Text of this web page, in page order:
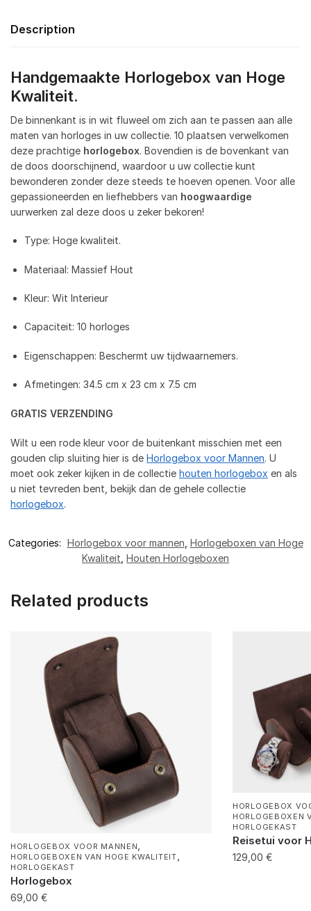
Description
Handgemaakte Horlogebox van Hoge
Kwaliteit.
De binnenkant is in wit fluweel om zich aan te passen aan alle
maten van horloges in uw collectie. 10 plaatsen verwelkomen
deze prachtige horlogebox. Bovendien is de bovenkant van
de doos doorschijnend, waardoor u uw collectie kunt
bewonderen zonder deze steeds te hoeven openen. Voor alle
gepassioneerden en liefhebbers van hoogwaardige
uurwerken zal deze doos u zeker bekoren!
Type: Hoge kwaliteit.
Materiaal: Massief Hout
Kleur: Wit Interieur
Capaciteit: 10 horloges
Eigenschappen: Beschermt uw tijdwaarnemers.
Afmetingen: 34.5 cm x 23 cm x 7.5 cm
GRATIS VERZENDING
Wilt u een rode kleur voor de buitenkant misschien met een
gouden clip sluiting hier is de Horlogebox voor Mannen. U
moet ook zeker kijken in de collectie houten horlogebox en als
u niet tevreden bent, bekijk dan de gehele collectie
horlogebox.
Categories: Horlogebox voor mannen Horlogeboxen van Hoge
Kwaliteit Houten Horlogeboxen
Related products
HORLOGEBOX VOOR MANNEN,
HORLOGEBOXEN VAN HOGE KWALITEIT,
HORLOGEKAST
Horlogebox
69,00 €
HORLOGEBOX
HORLOGEBOXEN
HORLOGEKAST
Reisetui voor
129,00 €